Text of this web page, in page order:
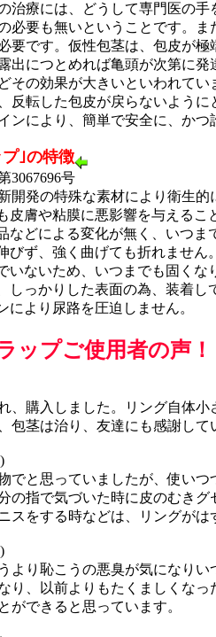
治療には、どうして専門医の
必要も無いということです。
要です。仮性包茎は、包皮が
出につとめれば亀頭が次第に
その効果が大きいといわれて
反転した包皮が戻らないよう
ンにより、簡単で安全に、か
｣の特徴
号
開発の特殊な素材により衛生
皮膚や粘膜に悪影響を与えるこ
などによる変化が無く、いつま
びず、強く曲げても折れません
いないため、いつまでも固くな
しっかりした表面の為、装着し
より尿路を圧迫しません。
ップご使用者の声！
、購入しました。リング自体
包茎は治り、友達にも感謝して
でと思っていましたが、使い
の指で気づいた時に皮のむき
スをする時などは、リングが
より恥こうの悪臭が気になり
り、以前よりもたくましくな
ができると思っています。